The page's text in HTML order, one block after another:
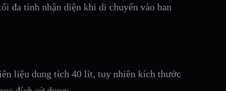
đa tính nhận diện khi di chuyển vào ban
liệu dung tích 40 lít, tuy nhiên kích thước